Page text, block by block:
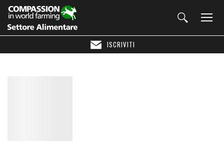
ISCRIVITI